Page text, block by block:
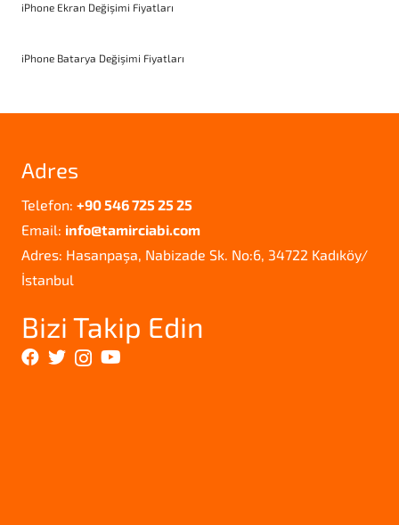
iPhone Ekran Değişimi Fiyatları
iPhone Batarya Değişimi Fiyatları
Adres
Telefon: +90 546 725 25 25
Email: info@tamirciabi.com
Adres: Hasanpaşa, Nabizade Sk. No:6, 34722 Kadıköy/
İstanbul
Bizi Takip Edin